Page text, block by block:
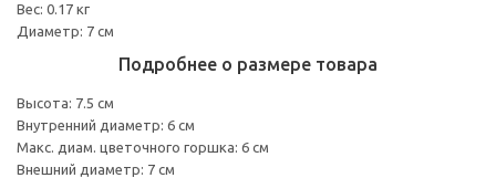
Вес: 0.17 кг
Диаметр: 7 см
Подробнее о размере товара
Высота: 7.5 см
Внутренний диаметр: 6 см
Макс. диам. цветочного горшка: 6 см
Внешний диаметр: 7 см